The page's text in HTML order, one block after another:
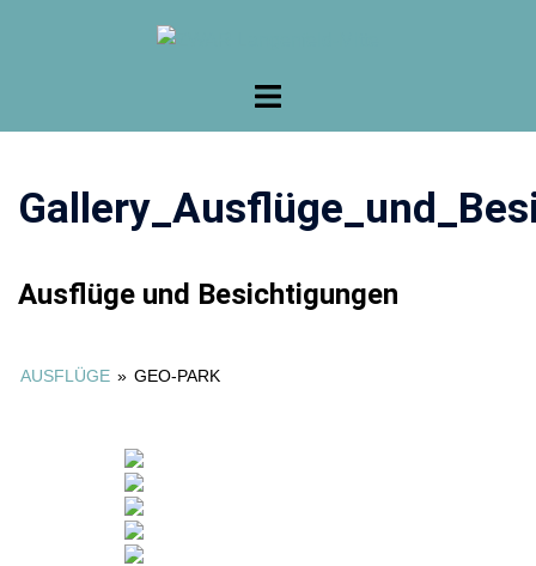
Ausflüge und Besichtigungen
AUSFLÜGE » GEO-PARK